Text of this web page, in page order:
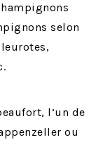
selon
l’un de
ou